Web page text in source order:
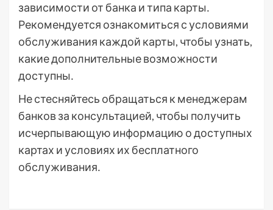
зависимости от банка и типа карты․
Рекомендуется ознакомиться с условиями
обслуживания каждой карты, чтобы узнать,
какие дополнительные возможности
доступны․
Не стесняйтесь обращаться к менеджерам
банков за консультацией, чтобы получить
исчерпывающую информацию о доступных
картах и условиях их бесплатного
обслуживания․